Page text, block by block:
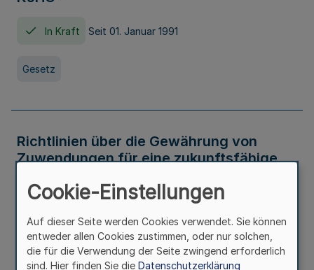
In Kraft Seit 01. Januar 1991
Gesetz
Richtlinien über die Gewährung von
Zuwendungen für eine zukunftsfähige
Nordrhein-Westfalen
In Kraft
Verwaltungsvorschrift
Cookie-Einstellungen
Auf dieser Seite werden Cookies verwendet. Sie können
entweder allen Cookies zustimmen, oder nur solchen,
die für die Verwendung der Seite zwingend erforderlich
sind. Hier finden Sie die Datenschutzerklärung